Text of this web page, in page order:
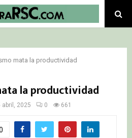
mata la productividad
la productividad
abril, 2025 0 661